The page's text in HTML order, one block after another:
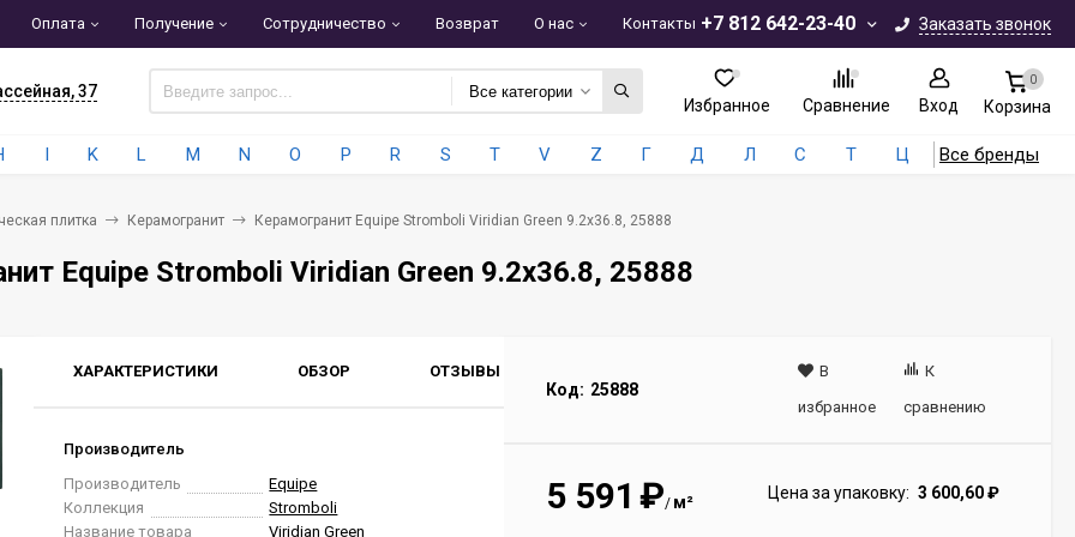
+7 812 642-23-40 Заказать звонок
Оплата Получение Сотрудничество Возврат О нас Контакты
37 Все категории
Избранное Сравнение Вход
0
Корзина
I K L M N O P R S T V Z Г Д Л С Т Ц Все бренды
плитка Керамогранит Керамогранит Equipe Stromboli Viridian Green 9.2x36.8, 25888
Equipe Stromboli Viridian Green 9.2x36.8, 25888
ХАРАКТЕРИСТИКИ ОБЗОР ОТЗЫВЫ
Производитель
Производитель
Equipe
Коллекция
Stromboli
Название товара
Viridian Green
Код: 25888
В
избранное
К
сравнению
5 591 ₽/ м² Цена за упаковку: 3 600,60₽